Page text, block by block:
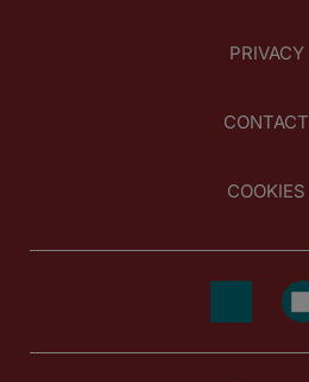
PRIVACY
CONTACT
COOKIES